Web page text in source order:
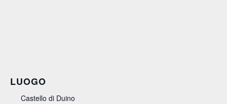
LUOGO
Castello di Duino